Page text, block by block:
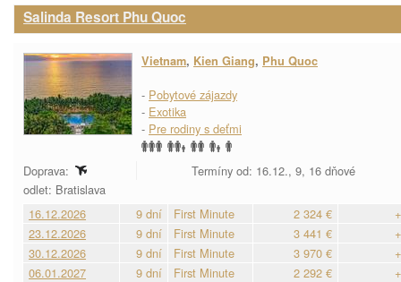
Salinda Resort Phu Quoc
Vietnam, Kien Giang, Phu Quoc
- Pobytové zájazdy
- Exotika
- Pre rodiny s deťmi
Doprava:
Termíny od: 16.12., 9, 16 dňové
odlet: Bratislava
16.12.2026
9 dní First Minute 2 324 €
23.12.2026
9 dní First Minute 3 441 €
30.12.2026
9 dní First Minute 3 970 €
06.01.2027
9 dní First Minute 2 292 €